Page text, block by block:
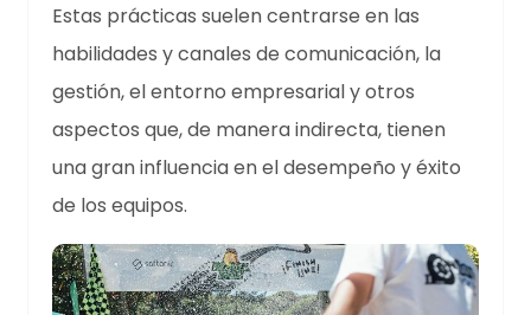
Estas prácticas suelen centrarse en las
habilidades y canales de comunicación, la
gestión, el entorno empresarial y otros
aspectos que, de manera indirecta, tienen
una gran influencia en el desempeño y éxito
de los equipos.